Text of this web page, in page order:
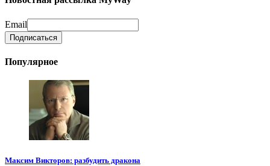
Email
Популярное
Максим Викторов: разбудить дракона